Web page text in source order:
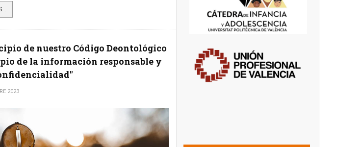
de nuestro Código Deontológico
de la información responsable y
2023